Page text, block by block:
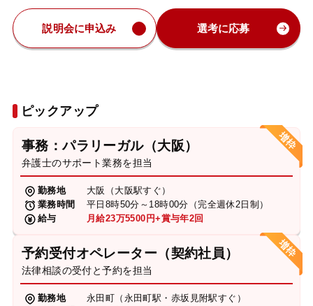
説明会に申込み 選考に応募
ピックアップ
事務：パラリーガル（大阪）
弁護士のサポート業務を担当
勤務地
大阪（大阪駅すぐ）
業務時間
平日8時50分～18時00分（完全週休2日制）
給与
月給23万5500円+賞与年2回
予約受付オペレーター（契約社員）
法律相談の受付と予約を担当
勤務地
永田町（永田町駅・赤坂見附駅すぐ）